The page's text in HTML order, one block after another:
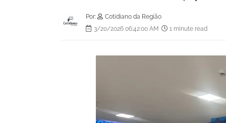
Por:
Cotidiano da Região
3/20/2026 06:42:00 AM
1 minute read